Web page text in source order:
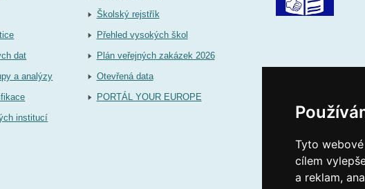
Tyto
cílem
a reklam,
dat
a analýzy
institucí
Školský rejstřík
Přehled vysokých škol
Plán veřejných zakázek 2026
Otevřená data
PORTÁL YOUR EUROPE